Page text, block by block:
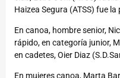
Haizea Segura (ATSS) fue
En canoa, hombre senior,
rápido, en categoría junior,
en cadetes, Oier Diaz
En mujeres canoa, Marta